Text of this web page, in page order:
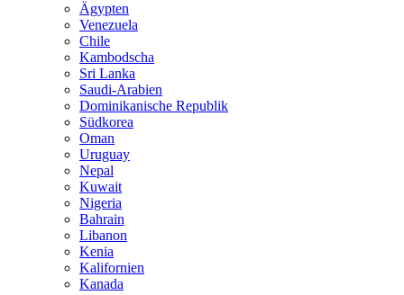
Ägypten
Venezuela
Chile
Kambodscha
Sri Lanka
Saudi-Arabien
Dominikanische Republik
Südkorea
Oman
Uruguay
Nepal
Kuwait
Nigeria
Bahrain
Libanon
Kenia
Kalifornien
Kanada